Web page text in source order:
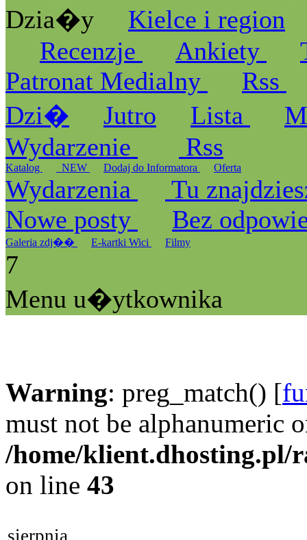
Dzia�y
Kielce i region
Recenzje
Ankiety
Patronat Medialny
Rss
Dzi�
Jutro Lista
Wydarzenie
Rss
Katalog _NEW Dodaj do Informatora Oferta
Wydarzenia
Tu
Nowe posty
Bez
Galeria zdj�� E-kartki Wici Filmy
7
Menu u�ytkownika
Warning: preg_match() [
must not be alphanumeric
/home/klient.dhosting.pl/
on line 43
sierpnia